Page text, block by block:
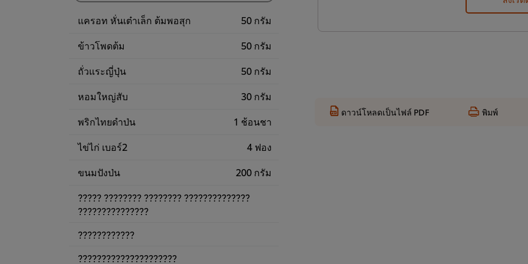
แครอท หั่นเต๋าเล็ก ต้มพอสุก
50 กรัม
ข้าวโพดต้ม
50 กรัม
ถั่วแระญี่ปุ่น
50 กรัม
หอมใหญ่สับ
30 กรัม
พริกไทยดำป่น
1 ช้อนชา
ไข่ไก่ เบอร์2
4 ฟอง
ขนมปังป่น
200 กรัม
????? ???????? ???????? ??????????????
???????????????
????????????
?????????????????????
ดาวน์โหลดเป็นไฟล์ PDF พิมพ์